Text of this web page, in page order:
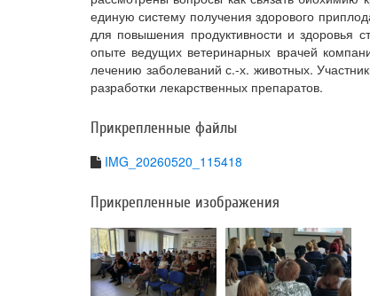
единую систему получения здорового
для повышения продуктивности и здоровья
опыте ведущих ветеринарных врачей
лечению заболеваний с.-х. животных.
разработки лекарственных препаратов.
Прикрепленные файлы
IMG_20260520_115418
Прикрепленные изображения